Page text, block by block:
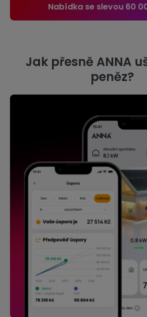
Nabídka se slevou 60
Jak přesně ANNA
peněz?